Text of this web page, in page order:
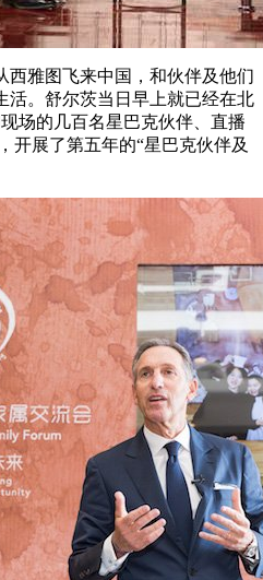
西雅图飞来中国，和伙伴及他们
活。舒尔茨当日早上就已经在北
场的几百名星巴克伙伴、直播
开展了第五年的“星巴克伙伴及